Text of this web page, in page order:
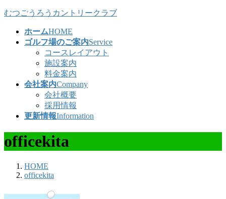
コ
ナ
むつごうろうカントリークラブ
ホームHOME
ゴルフ場のご案内Service
コースレイアウト
施設案内
料金案内
会社案内Company
会社概要
採用情報
更新情報Information
officekita
HOME
officekita